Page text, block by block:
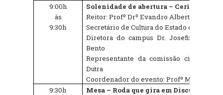
9:00h
às
9:30h
Solenidade de abertura – Cerimonial
Reitor: Profº Drº Evandro Alberto
Secretário de Cultura do Estado do Piauí:
Diretora do campus Dr. Josefina
Bento
Representante da comissão científica:
Dutra
Coordenador do evento: Profº Me. Kácio
9:30h
Mesa – Roda que gira em Discussões